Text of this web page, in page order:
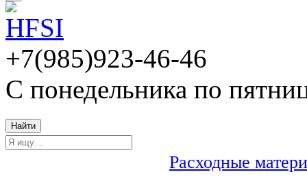
+7(985)923-46-46
С понедельника по
Найти
Расходные